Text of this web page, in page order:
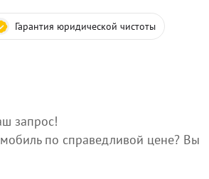
Гарантия юридической чистоты
запрос!
по справедливой цене? Вы